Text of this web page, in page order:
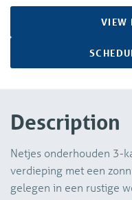
VIEW
Description
Netjes onderhouden 3-
verdieping met een
gelegen in een rustige